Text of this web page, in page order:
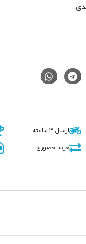
ارسال 3 ساعته
خرید حضوری